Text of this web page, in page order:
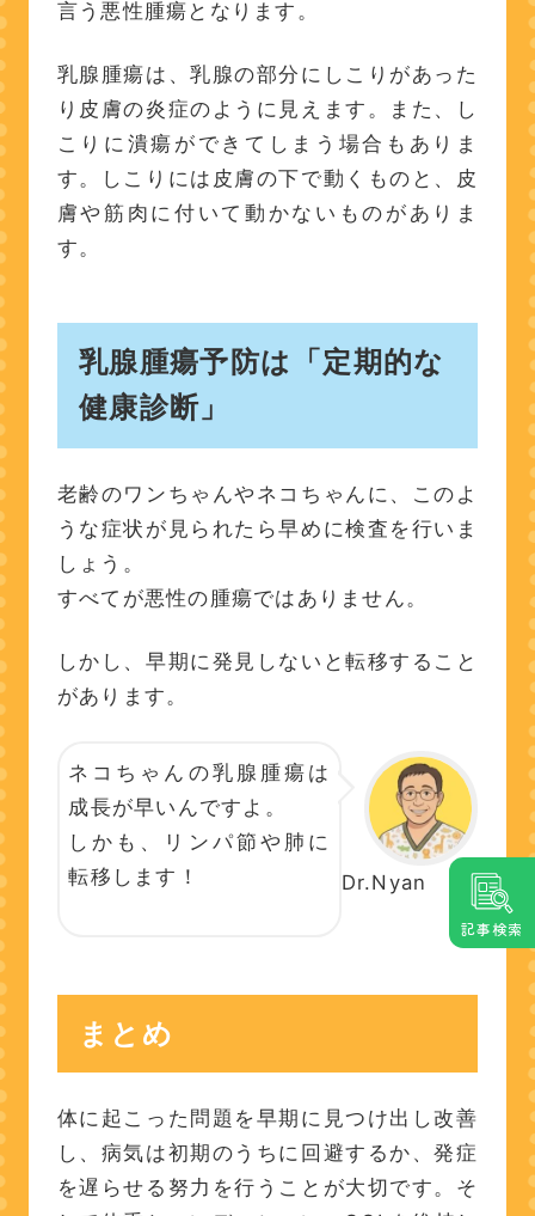
記事検索
言う悪性腫瘍となります。
乳腺腫瘍は、乳腺の部分にしこりがあった
り皮膚の炎症のように見えます。また、し
こりに潰瘍ができてしまう場合もありま
す。しこりには皮膚の下で動くものと、皮
膚や筋肉に付いて動かないものがありま
す。
乳腺腫瘍予防は「定期的な
健康診断」
老齢のワンちゃんやネコちゃんに、このよ
うな症状が見られたら早めに検査を行いま
しょう。
すべてが悪性の腫瘍ではありません。
しかし、早期に発見しないと転移すること
があります。
Dr.Nyan
ネコちゃんの乳腺腫瘍は
成長が早いんですよ。
しかも、リンパ節や肺に
転移します！
まとめ
体に起こった問題を早期に見つけ出し改善
し、病気は初期のうちに回避するか、発症
を遅らせる努力を行うことが大切です。そ